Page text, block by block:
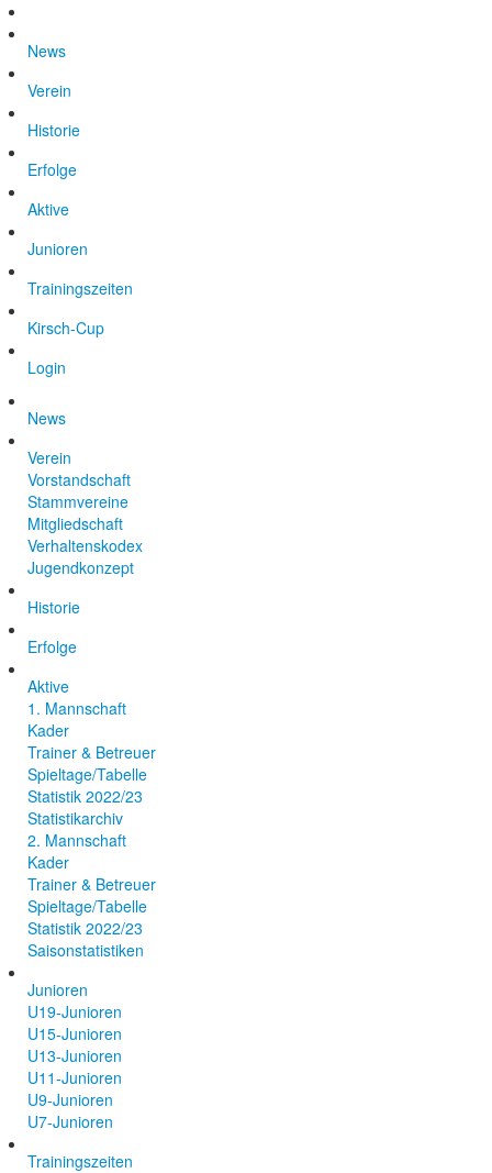
News
Verein
Historie
Erfolge
Aktive
Junioren
Trainingszeiten
Kirsch-Cup
Login
News
Verein
Vorstandschaft
Stammvereine
Mitgliedschaft
Verhaltenskodex
Jugendkonzept
Historie
Erfolge
Aktive
1. Mannschaft
Kader
Trainer & Betreuer
Spieltage/Tabelle
Statistik 2022/23
Statistikarchiv
2. Mannschaft
Kader
Trainer & Betreuer
Spieltage/Tabelle
Statistik 2022/23
Saisonstatistiken
Junioren
U19-Junioren
U15-Junioren
U13-Junioren
U11-Junioren
U9-Junioren
U7-Junioren
Trainingszeiten